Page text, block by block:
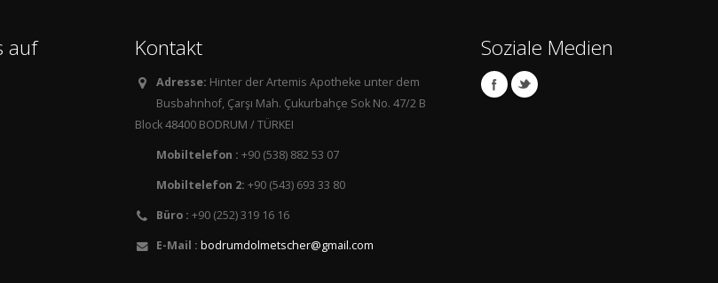
auf
Kontakt
Adresse: Hinter der Artemis Apotheke unter dem
Busbahnhof, Çarşı Mah. Çukurbahçe Sok No. 47/2 B
Block 48400 BODRUM / TÜRKEI
Mobiltelefon : +90 (538) 882 53 07
Mobiltelefon 2: +90 (543) 693 33 80
Büro : +90 (252) 319 16 16
E-Mail : bodrumdolmetscher@gmail.com
Soziale Medien